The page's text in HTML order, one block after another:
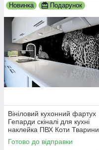
Новинка Подарунок
Вініловий кухонний фартух
Гепарди скіналі для кухні
наклейка ПВХ Коти Тварини
Чорний 600х2000 мм
Готово до відправки